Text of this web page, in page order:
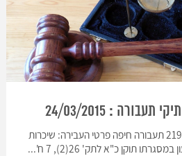
: 24/03/2015
מספר תיק: תת"ע 2191-10-13 תעבורה חיפה פרטי העבירה: שיכרות